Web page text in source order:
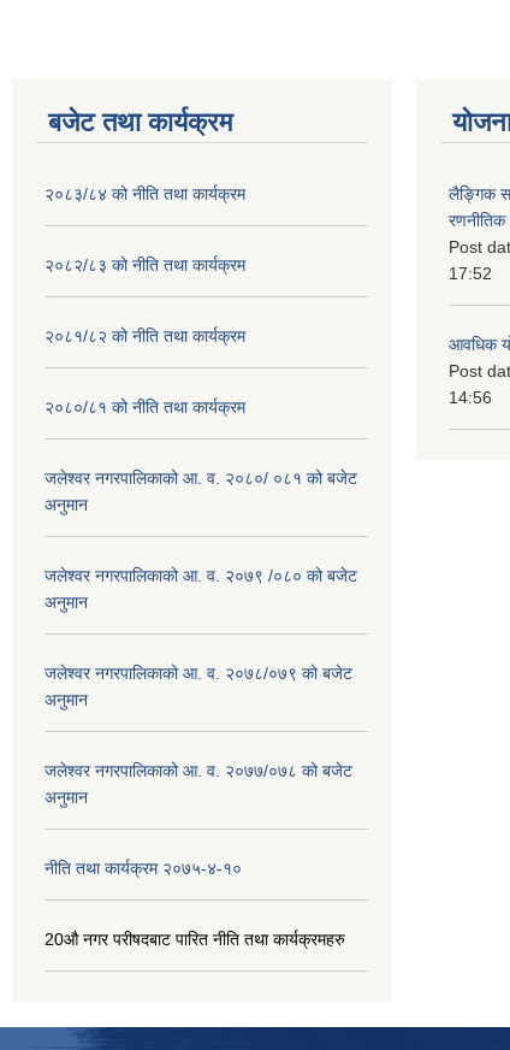
बजेट तथा कार्यक्रम
२०८३/८४ को नीति तथा कार्यक्रम
२०८२/८३ को नीति तथा कार्यक्रम
२०८१/८२ को नीति तथा कार्यक्रम
२०८०/८१ को नीति तथा कार्यक्रम
जलेश्वर नगरपालिकाको आ. व. २०८०/ ०८१ को बजेट
अनुमान
जलेश्वर नगरपालिकाको आ. व. २०७९ /०८० को बजेट
अनुमान
जलेश्वर नगरपालिकाको आ. व. २०७८/०७९ को बजेट
अनुमान
जलेश्वर नगरपालिकाको आ. व. २०७७/०७८ को बजेट
अनुमान
नीति तथा कार्यक्रम २०७५-४-१०
20औ नगर परीषदबाट पारित नीति तथा कार्यक्रमहरु
लैङ्गिक
Post
17:52
आवधिक
Post
14:56